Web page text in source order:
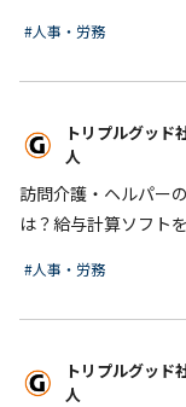
#人事・労務
トリプルグッド
人
訪問介護・ヘルパー
は？給与計算ソフト
#人事・労務
トリプルグッド
人